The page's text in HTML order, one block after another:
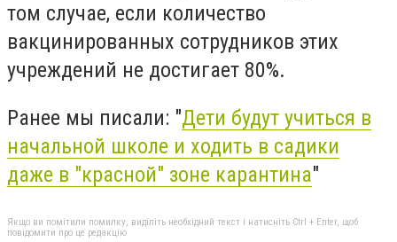
том случае, если количество
вакцинированных сотрудников этих
учреждений не достигает 80%.
Ранее мы писали: "Дети будут учиться в
начальной школе и ходить в садики
даже в "красной" зоне карантина"
Якщо ви помітили помилку, виділіть необхідний текст і натисніть Ctrl + Enter, щоб
повідомити про це редакцію